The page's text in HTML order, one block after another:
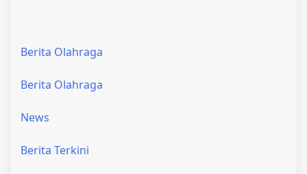
Berita Olahraga
Berita Olahraga
News
Berita Terkini